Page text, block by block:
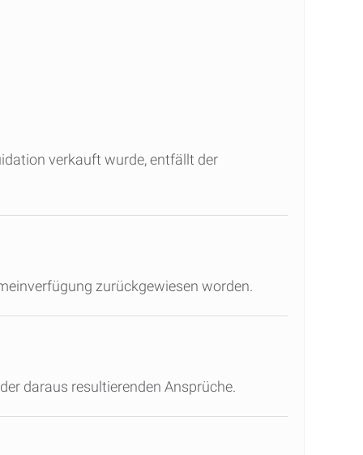
verkauft wurde, entfällt der
zurückgewiesen worden.
daraus resultierenden Ansprüche.